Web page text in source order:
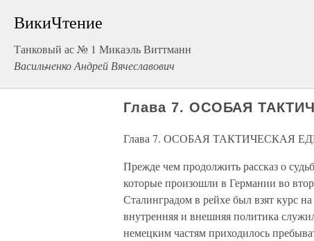
ВикиЧтение
Танковый ас № 1 Микаэль Виттманн
Васильченко Андрей Вячеславович
Глава 7. ОСОБАЯ
Глава 7. ОСОБАЯ ТАКТИЧЕСКАЯ
Прежде чем продолжить рассказ о
которые произошли в Германии во
Сталинградом в рейхе был взят курс
внутренняя и внешняя политика
немецким частям приходилось